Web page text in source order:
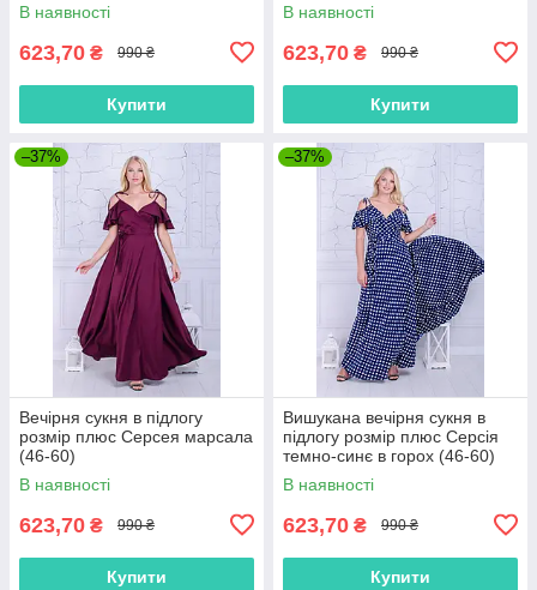
В наявності
623,70 ₴ 990 ₴
Купити
В наявності
623,70 ₴ 990 ₴
Купити
–37%
Вечірня сукня в підлогу
розмір плюс Серсея марсала
(46-60)
В наявності
623,70 ₴ 990 ₴
Купити
–37%
Вишукана вечірня сукня в
підлогу розмір плюс Серсія
темно-синє в горох (46-60)
В наявності
623,70 ₴ 990 ₴
Купити